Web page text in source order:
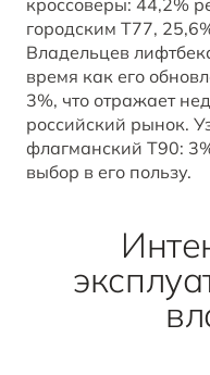
BESTUNE В
кроссоверы: 44,2%
городским T77,
Владельцев
время как его
3%, что отражает
российский рынок.
флагманский T90:
выбор в его пользу.